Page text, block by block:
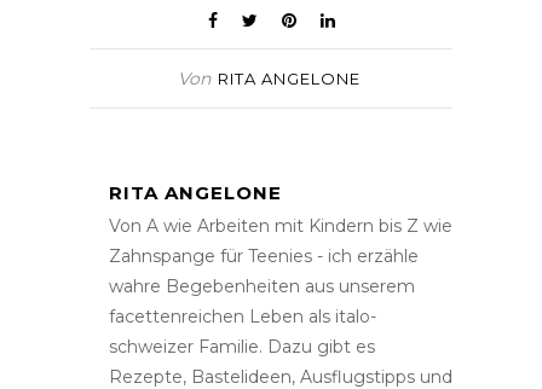
Von RITA ANGELONE
RITA ANGELONE
Von A wie Arbeiten mit Kindern bis Z wie
Zahnspange für Teenies - ich erzähle
wahre Begebenheiten aus unserem
facettenreichen Leben als italo-
schweizer Familie. Dazu gibt es
Rezepte, Bastelideen, Ausflugstipps und